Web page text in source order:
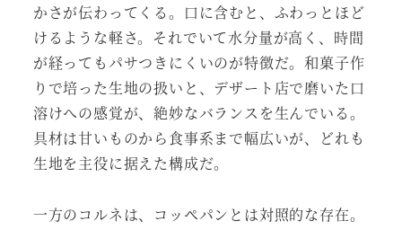
かさが伝わってくる。口に含むと、ふわっとほど
けるような軽さ。それでいて水分量が高く、時間
が経ってもパサつきにくいのが特徴だ。和菓子作
りで培った生地の扱いと、デザート店で磨いた口
溶けへの感覚が、絶妙なバランスを生んでいる。
具材は甘いものから食事系まで幅広いが、どれも
生地を主役に据えた構成だ。
一方のコルネは、コッペパンとは対照的な存在。